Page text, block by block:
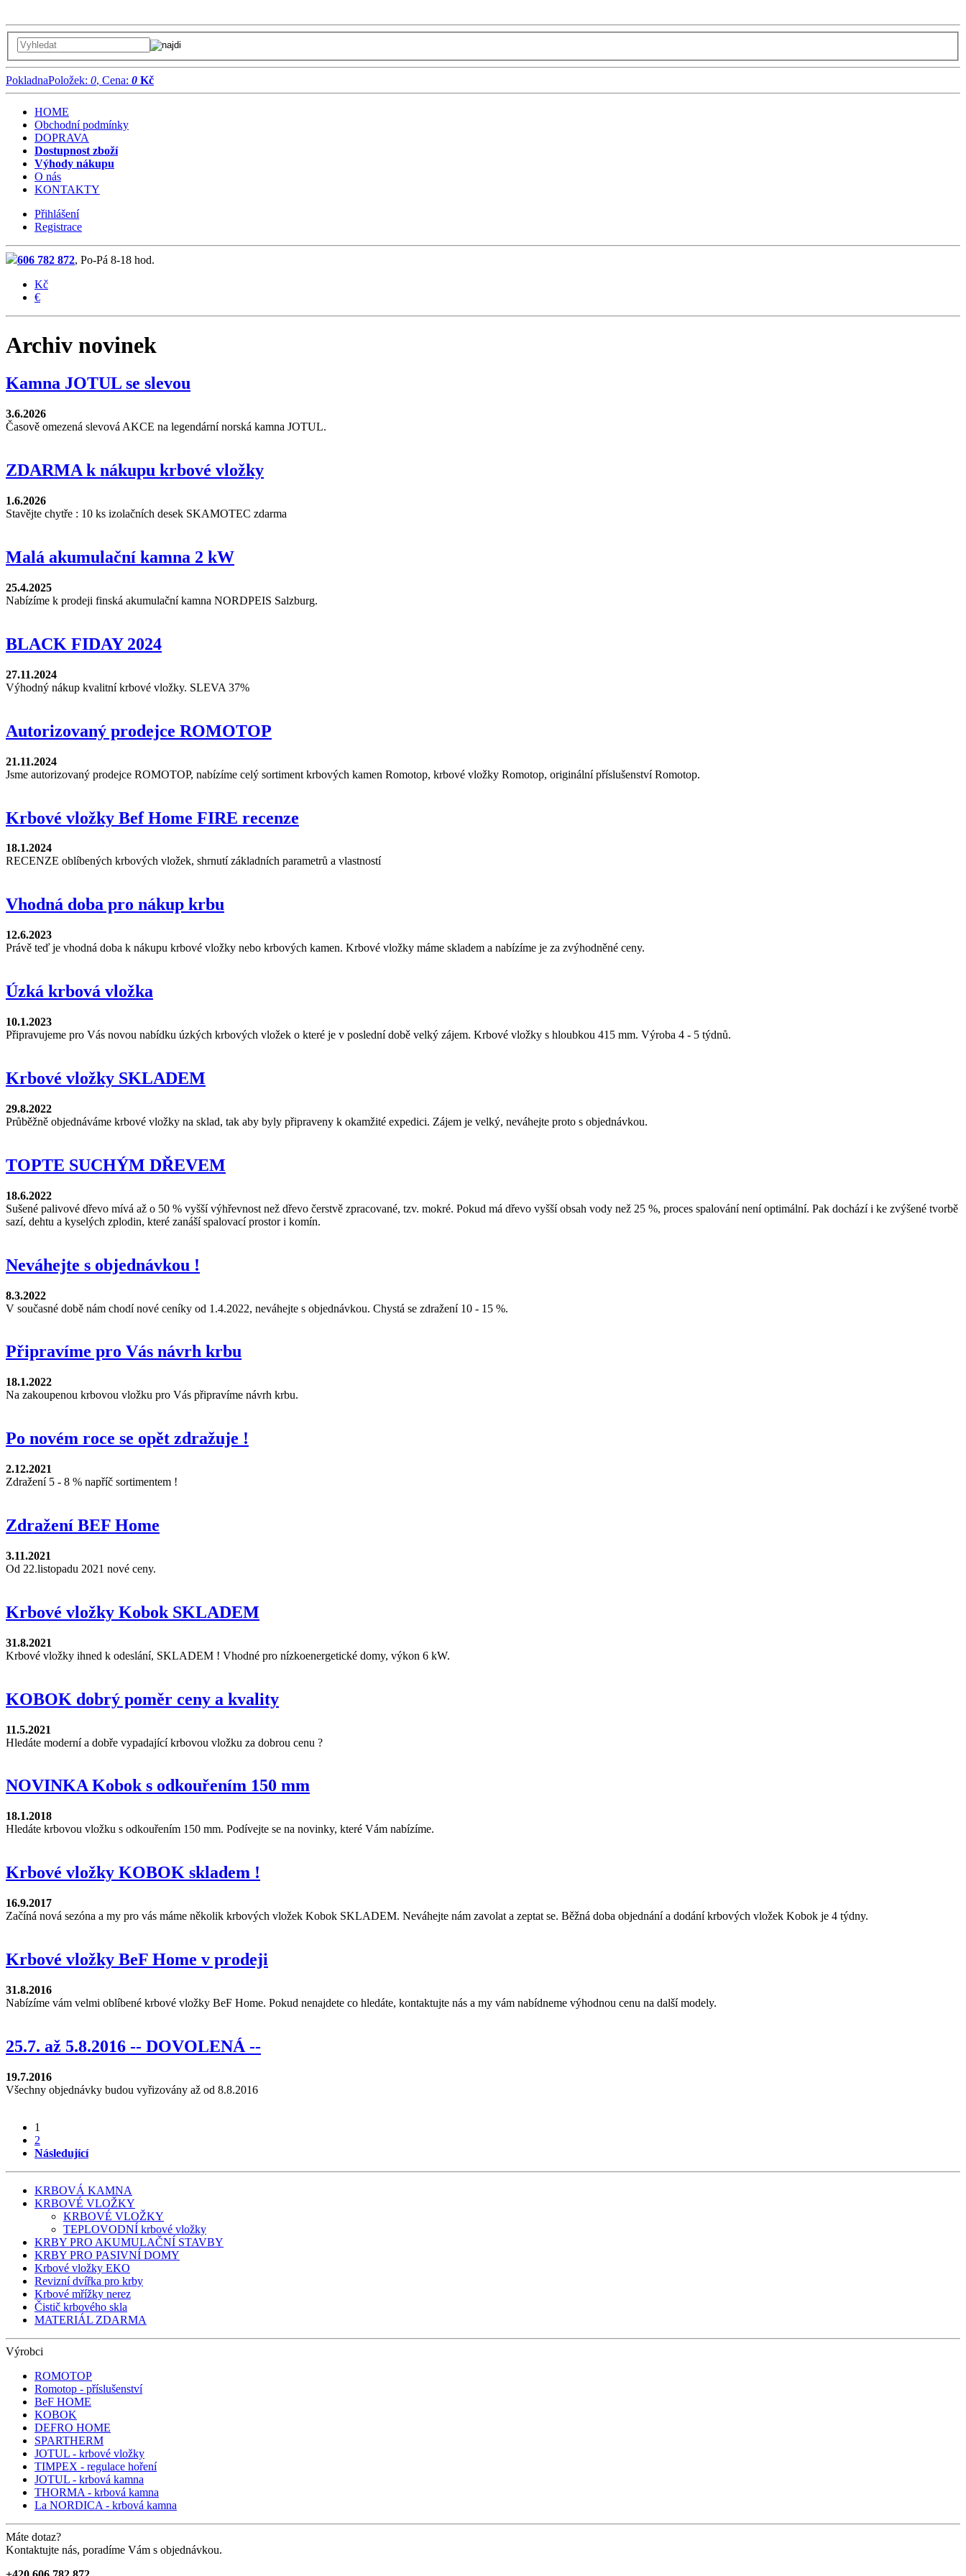
PokladnaPoložek: 0, Cena: 0 Kč
HOME
Obchodní podmínky
DOPRAVA
Dostupnost zboží
Výhody nákupu
O nás
KONTAKTY
Přihlášení
Registrace
606 782 872, Po-Pá 8-18 hod.
Kč
€
Archiv novinek
Kamna JOTUL se slevou
3.6.2026
Časově omezená slevová AKCE na legendární norská kamna JOTUL.
ZDARMA k nákupu krbové vložky
1.6.2026
Stavějte chytře : 10 ks izolačních desek SKAMOTEC zdarma
Malá akumulační kamna 2 kW
25.4.2025
Nabízíme k prodeji finská akumulační kamna NORDPEIS Salzburg.
BLACK FIDAY 2024
27.11.2024
Výhodný nákup kvalitní krbové vložky. SLEVA 37%
Autorizovaný prodejce ROMOTOP
21.11.2024
Jsme autorizovaný prodejce ROMOTOP, nabízíme celý sortiment krbových kamen Romotop, krbové vložky Romotop, originální příslušenství Romotop.
Krbové vložky Bef Home FIRE recenze
18.1.2024
RECENZE oblíbených krbových vložek, shrnutí základních parametrů a vlastností
Vhodná doba pro nákup krbu
12.6.2023
Právě teď je vhodná doba k nákupu krbové vložky nebo krbových kamen. Krbové vložky máme skladem a nabízíme je za zvýhodněné ceny.
Úzká krbová vložka
10.1.2023
Připravujeme pro Vás novou nabídku úzkých krbových vložek o které je v poslední době velký zájem. Krbové vložky s hloubkou 415 mm. Výroba 4 - 5 týdnů.
Krbové vložky SKLADEM
29.8.2022
Průběžně objednáváme krbové vložky na sklad, tak aby byly připraveny k okamžité expedici. Zájem je velký, neváhejte proto s objednávkou.
TOPTE SUCHÝM DŘEVEM
18.6.2022
Sušené palivové dřevo mívá až o 50 % vyšší výhřevnost než dřevo čerstvě zpracované, tzv. mokré. Pokud má dřevo vyšší obsah vody než 25 %, proces spalování není optimální. Pak dochází i ke zvýšené tvorbě
sazí, dehtu a kyselých zplodin, které zanáší spalovací prostor i komín.
Neváhejte s objednávkou !
8.3.2022
V současné době nám chodí nové ceníky od 1.4.2022, neváhejte s objednávkou. Chystá se zdražení 10 - 15 %.
Připravíme pro Vás návrh krbu
18.1.2022
Na zakoupenou krbovou vložku pro Vás připravíme návrh krbu.
Po novém roce se opět zdražuje !
2.12.2021
Zdražení 5 - 8 % napříč sortimentem !
Zdražení BEF Home
3.11.2021
Od 22.listopadu 2021 nové ceny.
Krbové vložky Kobok SKLADEM
31.8.2021
Krbové vložky ihned k odeslání, SKLADEM ! Vhodné pro nízkoenergetické domy, výkon 6 kW.
KOBOK dobrý poměr ceny a kvality
11.5.2021
Hledáte moderní a dobře vypadající krbovou vložku za dobrou cenu ?
NOVINKA Kobok s odkouřením 150 mm
18.1.2018
Hledáte krbovou vložku s odkouřením 150 mm. Podívejte se na novinky, které Vám nabízíme.
Krbové vložky KOBOK skladem !
16.9.2017
Začíná nová sezóna a my pro vás máme několik krbových vložek Kobok SKLADEM. Neváhejte nám zavolat a zeptat se. Běžná doba objednání a dodání krbových vložek Kobok je 4 týdny.
Krbové vložky BeF Home v prodeji
31.8.2016
Nabízíme vám velmi oblíbené krbové vložky BeF Home. Pokud nenajdete co hledáte, kontaktujte nás a my vám nabídneme výhodnou cenu na další modely.
25.7. až 5.8.2016 -- DOVOLENÁ --
19.7.2016
Všechny objednávky budou vyřizovány až od 8.8.2016
1
2
Následující
KRBOVÁ KAMNA
KRBOVÉ VLOŽKY
KRBOVÉ VLOŽKY
TEPLOVODNÍ krbové vložky
KRBY PRO AKUMULAČNÍ STAVBY
KRBY PRO PASIVNÍ DOMY
Krbové vložky EKO
Revizní dvířka pro krby
Krbové mřížky nerez
Čistič krbového skla
MATERIÁL ZDARMA
Výrobci
ROMOTOP
Romotop - příslušenství
BeF HOME
KOBOK
DEFRO HOME
SPARTHERM
JOTUL - krbové vložky
TIMPEX - regulace hoření
JOTUL - krbová kamna
THORMA - krbová kamna
La NORDICA - krbová kamna
Máte dotaz?
Kontaktujte nás, poradíme Vám s objednávkou.